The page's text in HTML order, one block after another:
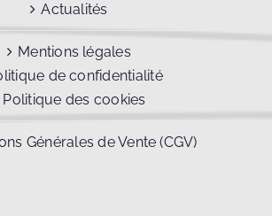
Actualités
Mentions légales
de confidentialité
Politique des cookies
Générales de Vente (CGV)